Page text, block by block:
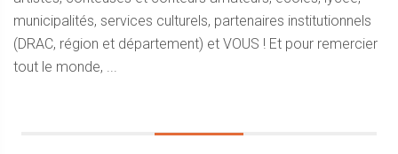
municipalités, services culturels, partenaires institutionnels
(DRAC, région et département) et VOUS ! Et pour remercier
tout le monde, ...